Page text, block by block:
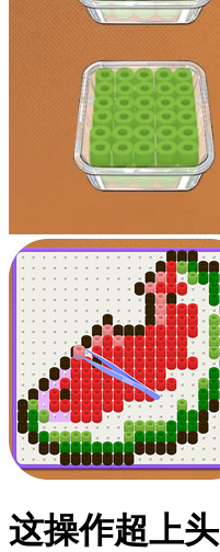
这操作超上头